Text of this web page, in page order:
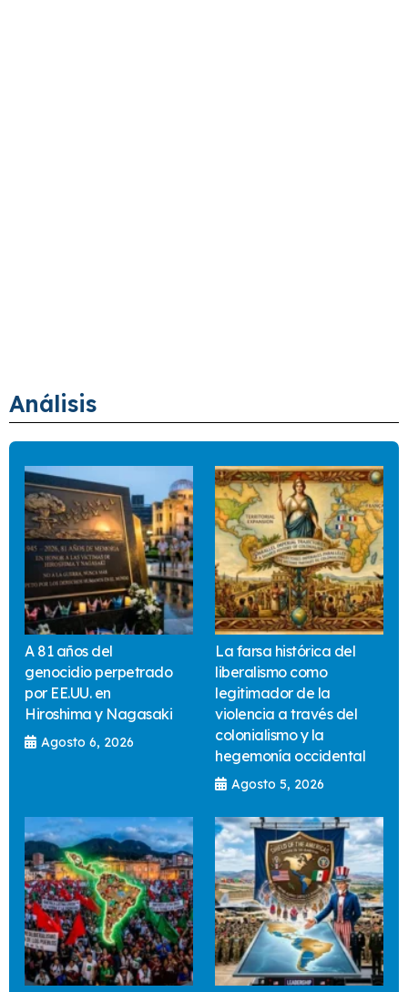
Análisis
A 81 años del
genocidio perpetrado
por EE.UU. en
Hiroshima y Nagasaki
Agosto 6, 2026
La farsa histórica del
liberalismo como
legitimador de la
violencia a través del
colonialismo y la
hegemonía occidental
Agosto 5, 2026